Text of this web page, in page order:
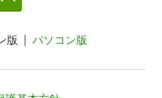
版 パソコン版